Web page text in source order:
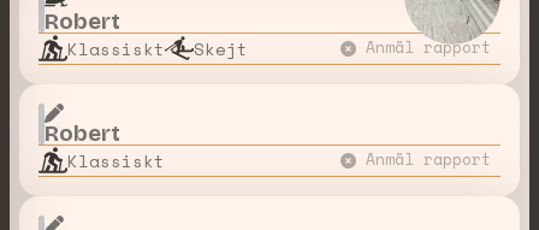
Robert
Klassiskt Skejt Anmäl rapport
Robert
Klassiskt Anmäl rapport